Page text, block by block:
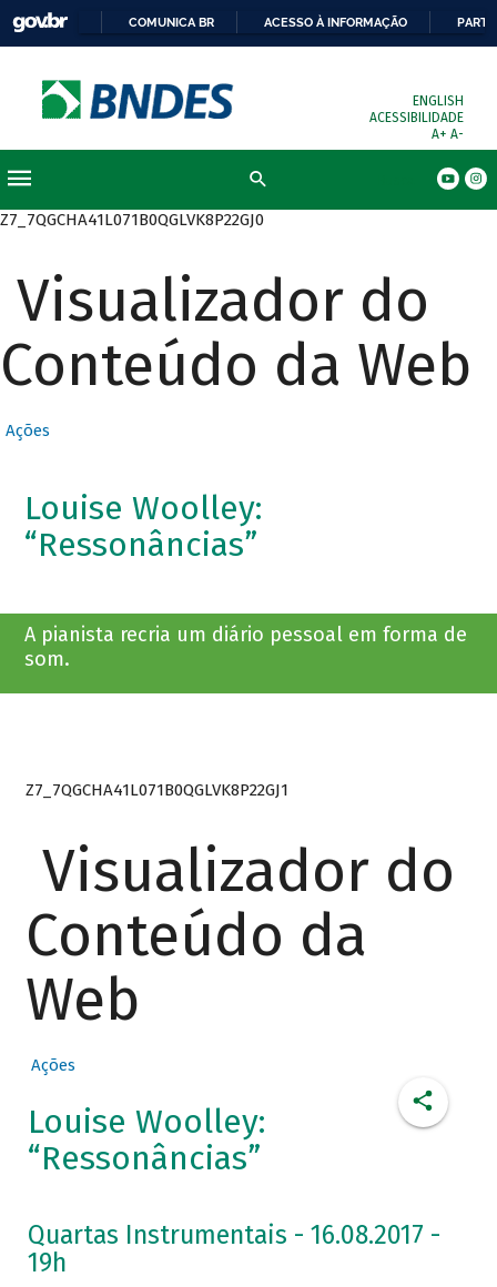
COMUNICA BR ACESSO À INFORMAÇÃO
ENGLISH
ACESSIBILIDADE
A+ A-
Z7_7QGCHA41L071B0QGLVK8P22GJ0
Visualizador do
Conteúdo da Web
Ações
Louise Woolley:
“Ressonâncias”
A pianista recria um diário pessoal em forma de
som.
Z7_7QGCHA41L071B0QGLVK8P22GJ1
Visualizador do
Conteúdo da
Web
Ações
Louise Woolley:
“Ressonâncias”
Quartas Instrumentais - 16.08.2017 -
19h